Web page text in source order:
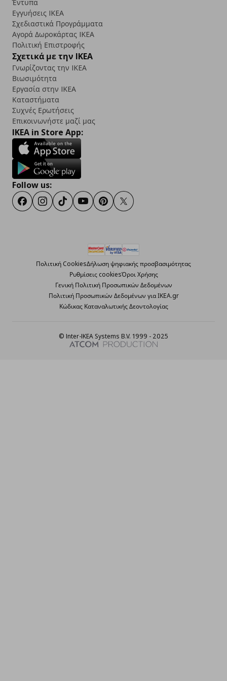
Έντυπα
Εγγυήσεις IKEA
Σχεδιαστικά Προγράμματα
Αγορά Δωρoκάρτας IKEA
Πολιτική Επιστροφής
Σχετικά με την IKEA
Γνωρίζοντας την IKEA
Βιωσιμότητα
Εργασία στην IKEA
Καταστήματα
Συχνές Ερωτήσεις
Επικοινωνήστε μαζί μας
IKEA in Store App:
Follow us:
FacebookInstagram
TikTokYoutubePinterestTwitter
Πολιτική CookiesΔήλωση ψηφιακής προσβασιμότητας
Ρυθμίσεις cookiesΌροι Χρήσης
Γενική Πολιτική Προσωπικών Δεδομένων
Πολιτική Προσωπικών Δεδομένων για ΙΚΕΑ.gr
Κώδικας Καταναλωτικής Δεοντολογίας
© Inter-IKEA Systems B.V. 1999 - 2025